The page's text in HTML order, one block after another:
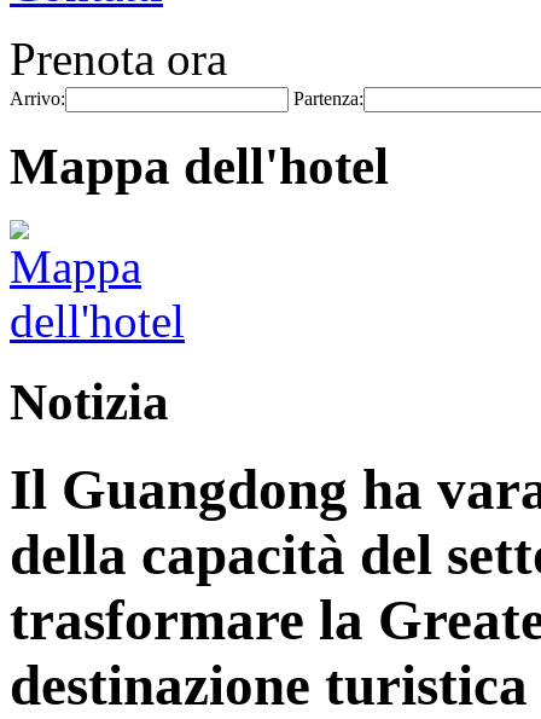
Prenota ora
Arrivo: Partenza:
Mappa dell'hotel
Notizia
Il Guangdong ha
della capacità del
trasformare la
destinazione